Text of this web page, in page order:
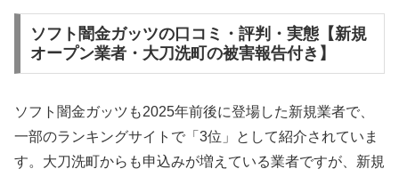
ソフト闇金ガッツの口コミ・評判・実態【新規
オープン業者・大刀洗町の被害報告付き】
ソフト闇金ガッツも2025年前後に登場した新規業者で、
一部のランキングサイトで「3位」として紹介されていま
す。大刀洗町からも申込みが増えている業者ですが、新規